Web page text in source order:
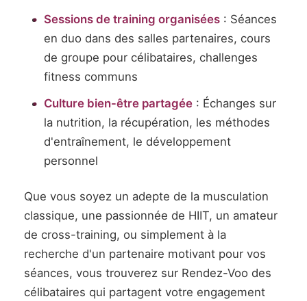
Sessions de training organisées: Séances
en duo dans des salles partenaires, cours
de groupe pour célibataires, challenges
fitness communs
Culture bien-être partagée: Échanges sur
la nutrition, la récupération, les méthodes
d'entraînement, le développement
personnel
Que vous soyez un adepte de la musculation
classique, une passionnée de HIIT, un amateur
de cross-training, ou simplement à la
recherche d'un partenaire motivant pour vos
séances, vous trouverez sur Rendez-Voo des
célibataires qui partagent votre engagement